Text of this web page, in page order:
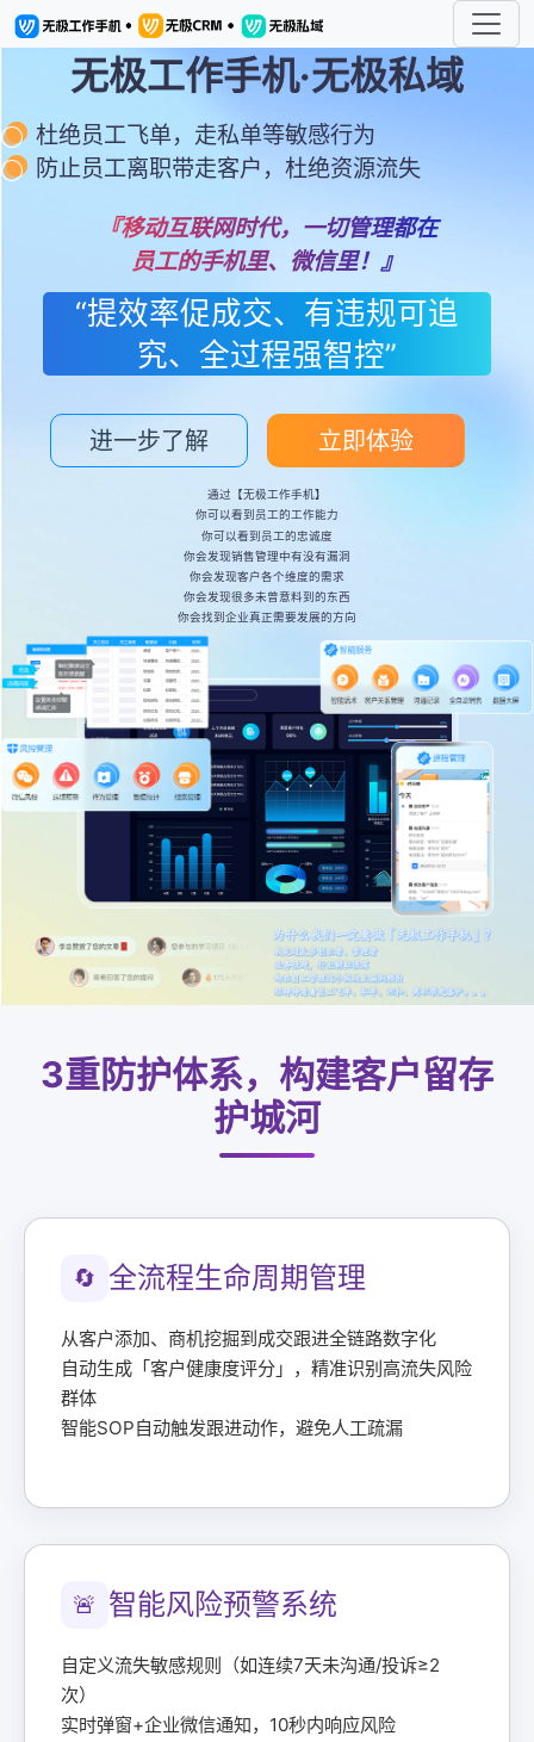
无极工作手机·无极私域
杜绝员工飞单，走私单等敏感行为
防止员工离职带走客户，杜绝资源流失
『移动互联网时代，一切管理都在
员工的手机里、微信里！』
“提效率促成交、有违规可追
究、全过程强智控”
进一步了解 立即体验
通过【无极工作手机】
你可以看到员工的工作能力
你可以看到员工的忠诚度
你会发现销售管理中有没有漏洞
你会发现客户各个维度的需求
你会发现很多未曾意料到的东西
你会找到企业真正需要发展的方向
3重防护体系，构建客户留存
护城河
🔄 全流程生命周期管理
从客户添加、商机挖掘到成交跟进全链路数字化
自动生成「客户健康度评分」，精准识别高流失风险
群体
智能SOP自动触发跟进动作，避免人工疏漏
🚨 智能风险预警系统
自定义流失敏感规则（如连续7天未沟通/投诉≥2
次）
实时弹窗+企业微信通知，10秒内响应风险